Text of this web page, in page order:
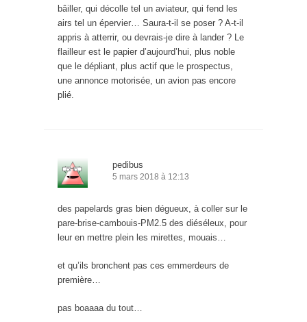
bâiller, qui décolle tel un aviateur, qui fend les
airs tel un épervier… Saura-t-il se poser ? A-t-il
appris à atterrir, ou devrais-je dire à lander ? Le
flailleur est le papier d’aujourd’hui, plus noble
que le dépliant, plus actif que le prospectus,
une annonce motorisée, un avion pas encore
plié.
pedibus
5 mars 2018 à 12:13
des papelards gras bien dégueux, à coller sur le
pare-brise-cambouis-PM2.5 des diéséleux, pour
leur en mettre plein les mirettes, mouais…
et qu’ils bronchent pas ces emmerdeurs de
première…
pas boaaaa du tout…